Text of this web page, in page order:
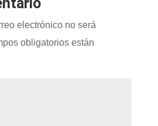
electrónico no será
obligatorios están